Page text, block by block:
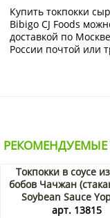
Купить токпокки
Bibigo CJ Foods
доставкой по
России почтой или
РЕКОМЕНДУЕМЫЕ
Токпокки в соусе
бобов Чачжан
Soybean Sauce
Корея, 120 г
арт. 13815